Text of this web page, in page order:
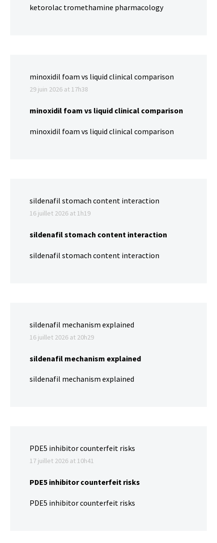
ketorolac tromethamine pharmacology
minoxidil foam vs liquid clinical comparison
29 juin 2026 at 17h38
minoxidil foam vs liquid clinical comparison
minoxidil foam vs liquid clinical comparison
sildenafil stomach content interaction
16 juillet 2026 at 1h19
sildenafil stomach content interaction
sildenafil stomach content interaction
sildenafil mechanism explained
16 juillet 2026 at 20h29
sildenafil mechanism explained
sildenafil mechanism explained
PDE5 inhibitor counterfeit risks
17 juillet 2026 at 10h41
PDE5 inhibitor counterfeit risks
PDE5 inhibitor counterfeit risks